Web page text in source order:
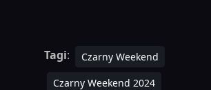
Tagi:
Czarny Weekend
Czarny Weekend 2024